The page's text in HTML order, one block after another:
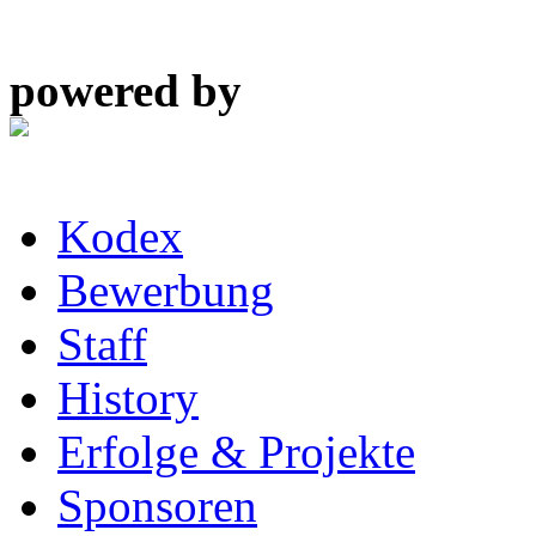
powered by
Kodex
Bewerbung
Staff
History
Erfolge & Projekte
Sponsoren